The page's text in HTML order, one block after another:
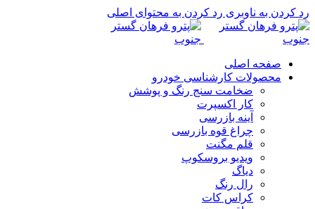
رد کردن به ناوبری رد کردن به محتوای اصلی
صفحه اصلی
محصولات کارشناسی خودرو
ضخامت سنج رنگ و پوشش
کار اکسپرت
آینه بازرسی
چراغ قوه بازرسی
قلم مگنت
ویدیو بروسکوپ
دیاگ
رال رنگ
کراس کات